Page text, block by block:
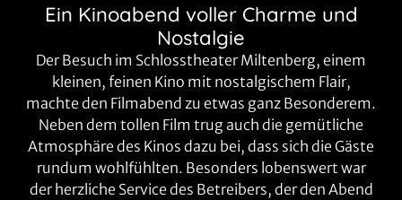
Ein Kinoabend voller Charme und
Nostalgie
Der Besuch im Schlosstheater Miltenberg, einem
kleinen, feinen Kino mit nostalgischem Flair,
machte den Filmabend zu etwas ganz Besonderem.
Neben dem tollen Film trug auch die gemütliche
Atmosphäre des Kinos dazu bei, dass sich die Gäste
rundum wohlfühlten. Besonders lobenswert war
der herzliche Service des Betreibers, der den Abend